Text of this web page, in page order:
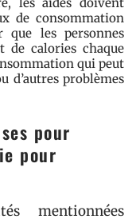
de consommation
que les personnes
de calories chaque
qui peut
d’autres problèmes
pour
pour
mentionnées